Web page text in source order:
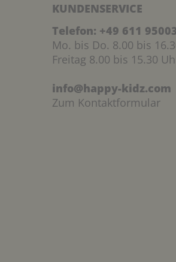
KUNDENSERVICE
Telefon: +49 611
Mo. bis Do. 8.00 bis
Freitag 8.00 bis 15.30
info@happy-kidz.com
Zum Kontaktformular